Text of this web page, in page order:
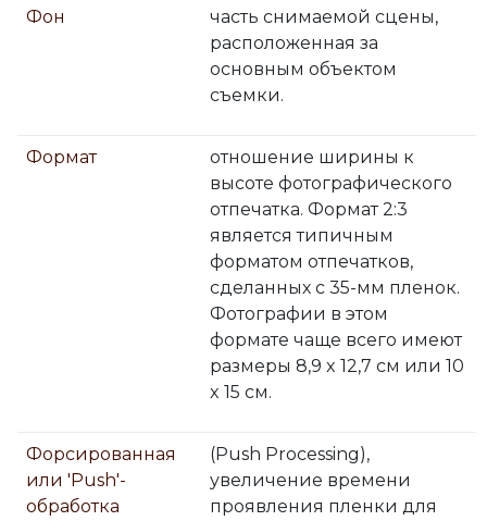
Фон
часть снимаемой сцены,
расположенная за
основным объектом
съемки.
Формат
отношение ширины к
высоте фотографического
отпечатка. Формат 2:3
является типичным
форматом отпечатков,
сделанных с 35-мм пленок.
Фотографии в этом
формате чаще всего имеют
размеры 8,9 x 12,7 см или 10
x 15 см.
Форсированная
или 'Push'-
обработка
(Push Processing),
увеличение времени
проявления пленки для